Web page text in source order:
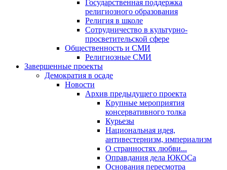
Государственная поддержка
религиозного образования
Религия в школе
Сотрудничество в культурно-
просветительской сфере
Общественность и СМИ
Религиозные СМИ
Завершенные проекты
Демократия в осаде
Новости
Архив предыдущего проекта
Крупные мероприятия
консервативного толка
Курьезы
Национальная идея,
антивестернизм, империализм
О странностях любви...
Оправдания дела ЮКОСа
Основания пересмотра